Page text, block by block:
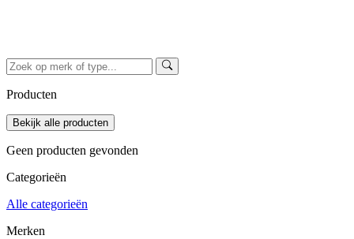
Producten
Geen producten gevonden
Categorieën
Alle categorieën
Merken